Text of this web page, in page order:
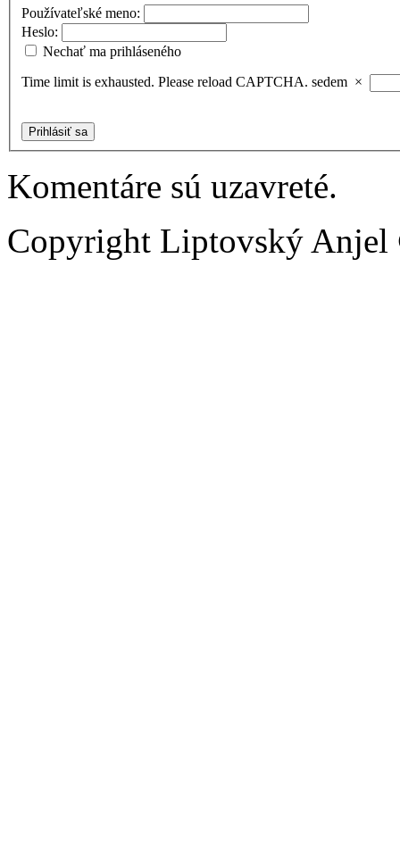
Používateľské meno:
Heslo:
Nechať ma prihláseného
Time limit is exhausted. Please reload CAPTCHA. sedem ×
Prihlásiť sa
Komentáre sú uzavreté.
Copyright Liptovský Anjel